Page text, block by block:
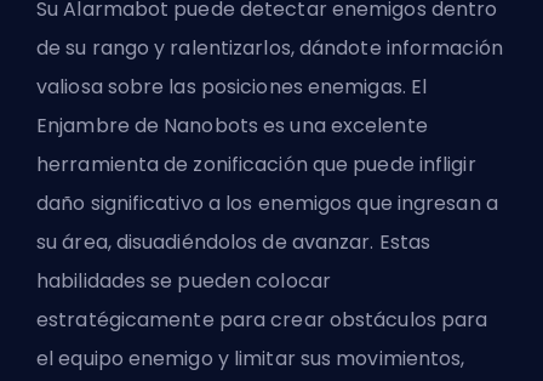
Su Alarmabot puede detectar enemigos dentro
de su rango y ralentizarlos, dándote información
valiosa sobre las posiciones enemigas. El
Enjambre de Nanobots es una excelente
herramienta de zonificación que puede infligir
daño significativo a los enemigos que ingresan a
su área, disuadiéndolos de avanzar. Estas
habilidades se pueden colocar
estratégicamente para crear obstáculos para
el equipo enemigo y limitar sus movimientos,